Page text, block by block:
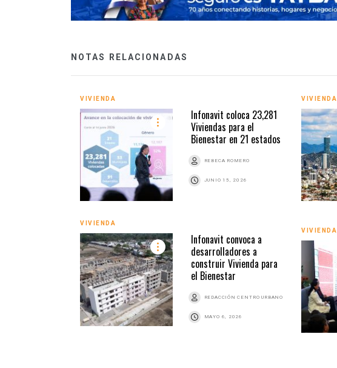
NOTAS RELACIONADAS
VIVIENDA
Infonavit coloca 23,281
Viviendas para el
Bienestar en 21 estados
REBECA ROMERO
JUNIO 15, 2026
VIVIENDA
VIVIENDA
Infonavit convoca a
desarrolladores a
construir Vivienda para
el Bienestar
REDACCIÓN CENTRO URBANO
MAYO 6, 2026
VIVIENDA